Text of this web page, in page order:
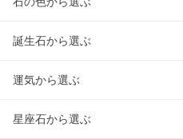
誕生石から選ぶ
運気から選ぶ
星座石から選ぶ